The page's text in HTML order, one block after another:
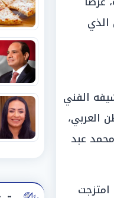
الذي
الفني
العربي،
عبد